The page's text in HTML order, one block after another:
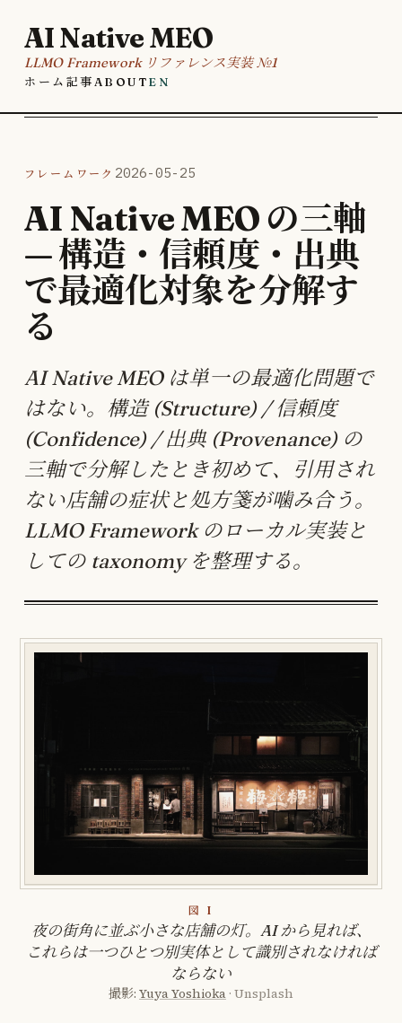
AI Native MEO
LLMO Framework リファレンス実装 №1
ホーム記事AboutEN
フレームワーク 2026-05-25
AI Native MEO の三軸
— 構造・信頼度・出典
で最適化対象を分解す
る
AI Native MEO は単一の最適化問題で
はない。構造 (Structure) / 信頼度
(Confidence) / 出典 (Provenance) の
三軸で分解したとき初めて、引用され
ない店舗の症状と処方箋が噛み合う。
LLMO Framework のローカル実装と
しての taxonomy を整理する。
図 I
夜の街角に並ぶ小さな店舗の灯。AI から見れば、
これらは一つひとつ別実体として識別されなければ
ならない
撮影: Yuya Yoshioka · Unsplash